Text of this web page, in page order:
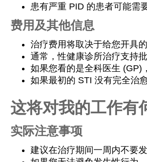
患有严重 PID 的患者可能需
费用及其他信息
治疗费用将取决于给您开具
通常，性健康诊所治疗支持
如果您看的是全科医生 (GP)
如果最初的 STI 没有完全治
这将对我的工作有
实际注意事项
建议在治疗期间一周内不要